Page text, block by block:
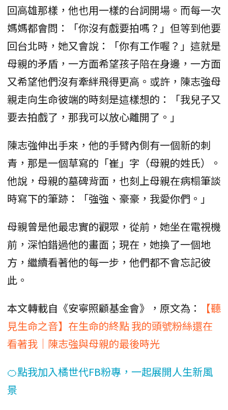
回高雄那樣，他也用一樣的台詞開場。而每一次
媽媽都會問：「你沒有戲要拍嗎？」但等到他要
回台北時，她又會說：「你有工作喔？」這就是
母親的矛盾，一方面希望孩子陪在身邊，一方面
又希望他們沒有牽絆飛得更高。或許，陳志強母
親走向生命彼端的時刻是這樣想的：「我兒子又
要去拍戲了，那我可以放心離開了。」
陳志強伸出手來，他的手臂內側有一個新的刺
青，那是一個草寫的「崔」字（母親的姓氏）。
他說，母親的墓碑背面，也刻上母親在病榻筆談
時寫下的筆跡：「強強、豪豪，我愛你們。」
母親曾是他最忠實的觀眾，從前，她坐在電視機
前，深怕錯過他的畫面；現在，她換了一個地
方，繼續看著他的每一步，他們都不會忘記彼
此。
本文轉載自《安寧照顧基金會》，原文為：
【聽
見生命之音】在生命的終點 我的頭號粉絲還在
看著我｜陳志強與母親的最後時光
🍊點我加入橘世代FB粉專，一起展開人生新風
景